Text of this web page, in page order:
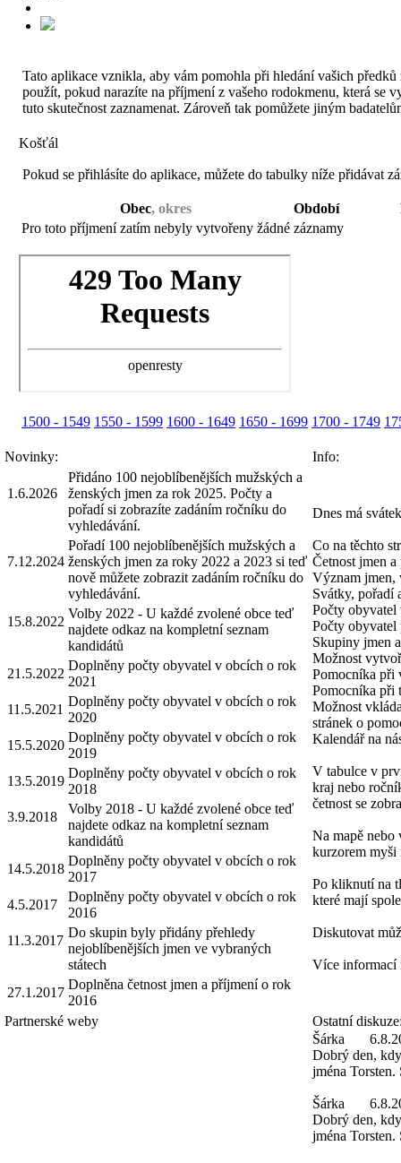
Tato aplikace vznikla, aby vám pomohla při hledání vašich
použít, pokud narazíte na příjmení z vašeho rodokmenu, která se
tuto skutečnost zaznamenat. Zároveň tak pomůžete jiným
Košťál
Pokud se přihlásíte do aplikace, můžete do tabulky níže přidávat
Obec, okres Období
Pro toto příjmení zatím nebyly vytvořeny žádné záznamy
1500 - 1549 1550 - 1599 1600 - 1649 1650 - 1699 1700 - 1749
Novinky: Info:
1.6.2026
Přidáno 100 nejoblíbenějších mužských a
ženských jmen za rok 2025. Počty a
pořadí si zobrazíte zadáním ročníku do
vyhledávání.
7.12.2024
Pořadí 100 nejoblíbenějších mužských a
ženských jmen za roky 2022 a 2023 si teď
nově můžete zobrazit zadáním ročníku do
vyhledávání.
15.8.2022
Volby 2022 - U každé zvolené obce teď
najdete odkaz na kompletní seznam
kandidátů
21.5.2022
Doplněny počty obyvatel v obcích o rok
2021
11.5.2021
Doplněny počty obyvatel v obcích o rok
2020
15.5.2020
Doplněny počty obyvatel v obcích o rok
2019
13.5.2019
Doplněny počty obyvatel v obcích o rok
2018
3.9.2018
Volby 2018 - U každé zvolené obce teď
najdete odkaz na kompletní seznam
kandidátů
14.5.2018
Doplněny počty obyvatel v obcích o rok
2017
4.5.2017
Doplněny počty obyvatel v obcích o rok
2016
11.3.2017
Do skupin byly přidány přehledy
nejoblíbenějších jmen ve vybraných
státech
27.1.2017
Doplněna četnost jmen a příjmení o rok
2016
Dnes má
Co na těchto
Četnost jmen
Význam jmen,
Svátky, pořadí
Počty obyvatel
Počty obyvatel
Skupiny jmen
Možnost
Pomocníka při
Pomocníka při
Možnost
stránek o
Kalendář na
V tabulce v
kraj nebo
četnost se
Na mapě nebo
kurzorem myši
Po kliknutí na
které mají
Diskutovat
Více informací
Partnerské weby
Ostatní
Šárka
Dobrý den,
jména
Šárka
Dobrý den,
jména